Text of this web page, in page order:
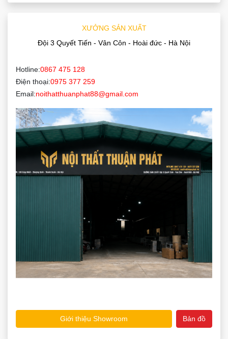
XƯỞNG SẢN XUẤT
Đội 3 Quyết Tiến - Vân Côn - Hoài đức - Hà Nội
Hotline:0867 475 128
Điện thoại:0975 377 259
Email:noithatthuanphat88@gmail.com
Giới thiệu Showroom Bản đồ